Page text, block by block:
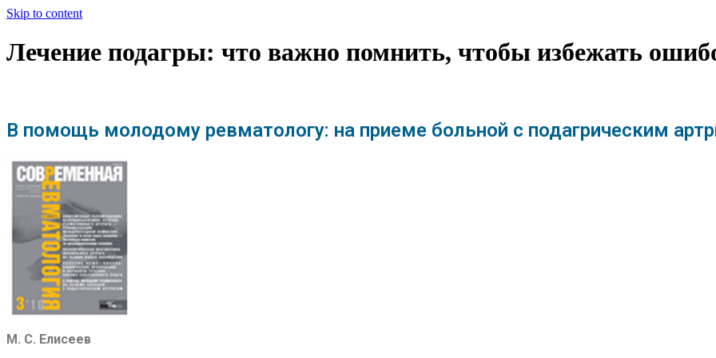
Skip to content
Лечение подагры: что важно помнить, чтобы избежать
В помощь молодому ревматологу: на приеме больной с подагрическим
М. С. Ели­се­ев